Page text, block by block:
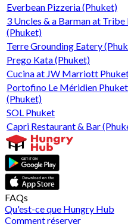
Everbean Pizzeria (Phuket)
3 Uncles & a Barman at
(Phuket)
Terre Grounding Eatery
Prego Kata (Phuket)
Cucina at JW Marriott
Portofino Le Méridien
(Phuket)
SOL Phuket
Capri Restaurant & Bar
FAQs
Qu'est-ce que Hungry Hub
Comment réserver